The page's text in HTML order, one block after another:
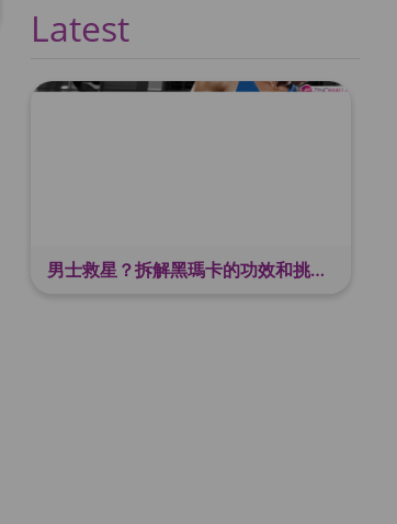
Latest
男士救星？拆解黑瑪卡的功效和挑選方法